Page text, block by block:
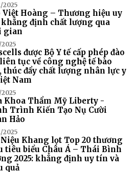
2025
Việt Hoàng – Thương hiệu uy
định chất lượng qua
gian
2025
được Bộ Y tế cấp phép đào
tục về công nghệ tế bào
thúc đẩy chất lượng nhân lực y
Nam
2025
Khoa Thẩm Mỹ Liberty -
Trình Kiến Tạo Nụ Cười
Hảo
2025
Khang lọt Top 20 thương
tiêu biểu Châu Á – Thái Bình
2025: khẳng định uy tín và
quả